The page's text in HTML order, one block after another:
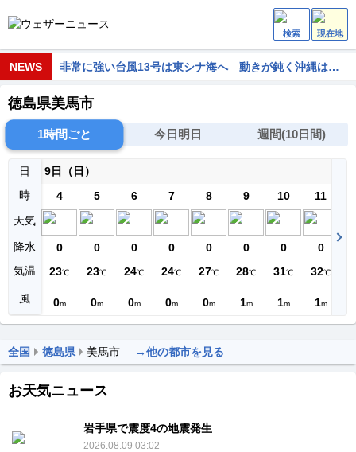
検索 現在地
NEWS 非常に強い台風13号は東シナ海へ 動きが鈍く沖縄は荒天長引く
徳島県美馬市
1時間ごと 今日明日 週間(10日間)
日
時
天気
降水
気温
風
9日（日）
4
0
23℃
0m
5
0
23℃
0m
6
0
24℃
0m
7
0
24℃
0m
8
0
27℃
0m
9
0
28℃
1m
10
0
31℃
1m
11
0
32℃
1m
全国 徳島県 美馬市 →他の都市を見る
お天気ニュース
岩手県で震度4の地震発生
2026.08.09 03:02